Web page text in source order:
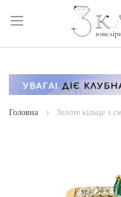
Skip
Content
Головна Золоте кільце з